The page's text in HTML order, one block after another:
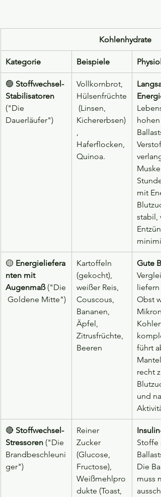
Kohlenhydrate
Kategorie Beispiele
🟢 Stoffwechsel-
Stabilisatoren
("Die
Dauerläufer")
Vollkornbrot,
Hülsenfrüchte
(Linsen,
Kichererbsen)
Haferflocken,
Quinoa.
hohen
mit
stabil,
🟡 Energieliefera
nten mit
Augenmaß ("Die
Goldene Mitte")
Kartoffeln
(gekocht),
weißer Reis,
Couscous,
Bananen,
Äpfel,
Zitrusfrüchte,
Beeren
Gute
Obst
führt
recht
und
🔴 Stoffwechsel-
Stressoren ("Die
Brandbeschleuni
ger")
Reiner
Zucker
(Glucose,
Fructose),
Weißmehlpro
dukte (Toast,
Stoffe
Die
muss